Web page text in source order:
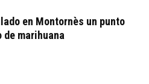
en Montornès un punto
marihuana